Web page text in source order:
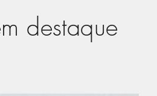
destaque